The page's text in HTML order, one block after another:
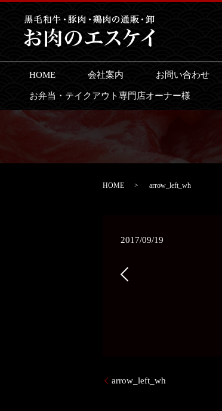
HOME 会社案内 お問い合わせ
お弁当・テイクアウト専門店オーナー様
HOME arrow_left_wh
2017/09/19
arrow_left_wh